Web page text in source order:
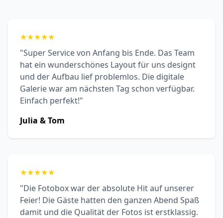
★★★★★
"Super Service von Anfang bis Ende. Das Team
hat ein wunderschönes Layout für uns designt
und der Aufbau lief problemlos. Die digitale
Galerie war am nächsten Tag schon verfügbar.
Einfach perfekt!"
Julia & Tom
★★★★★
"Die Fotobox war der absolute Hit auf unserer
Feier! Die Gäste hatten den ganzen Abend Spaß
damit und die Qualität der Fotos ist erstklassig.